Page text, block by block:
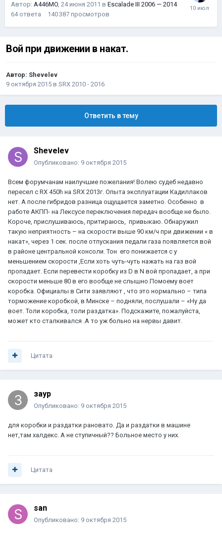
Автор: A446MO, 24 июня 2011 в Escalade III 2006 — 2014
64 ответа 140 387 просмотров
Вой при движении в накат.
Автор: Shevelev
9 октября 2015 в SRX 2010 - 2016
Ответить в тему
Shevelev
Опубликовано: 9 октября 2015
Всем форумчанам наилучшие пожелания! Волею судеб недавно
пересел с RX 450h на SRX 2013г. Опыта эксплуатации Кадиллаков
нет. А после гибридов разница ощущается заметно. Особенно в
работе АКПП- на Лексусе переключения передач вообще не было.
Короче, прислушиваюсь, притираюсь, привыкаю. Обнаружил
такую неприятность – на скорости выше 90 км/ч при движении « в
накат», через 1 сек. после отпускания педали газа появляется вой
в районе центральной консоли. Тон его понижается с у
меньшением скорости ,Если хоть чуть-чуть нажать на газ вой
пропадает. Если перевести коробку из D в N вой пропадает, а при
скорости меньше 80 в его вообще не слышно.Помоему воет
коробка. Официалы в Сити заявляют , что это нормально – типа
торможение коробкой, в Минске – подняли, послушали – «Ну да
воет. Толи коробка, толи раздатка». Подскажите, пожалуйста,
может кто сталкивался .А то уж больно на нервы давит.
Цитата
заур
Опубликовано: 9 октября 2015
для коробки и раздатки рановато. Да и раздатки в машине
нет,там халдекс. А не ступичный?? Больное место у них.
Цитата
san
Опубликовано: 9 октября 2015